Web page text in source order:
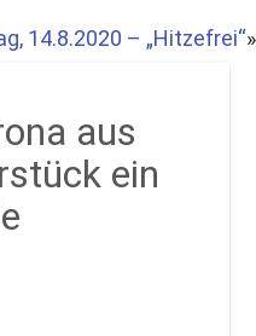
14.8.2020 – „Hitzefrei“»
aus
ein